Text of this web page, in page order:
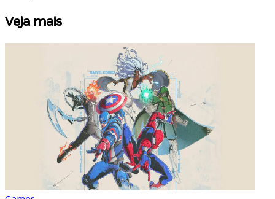
Veja mais